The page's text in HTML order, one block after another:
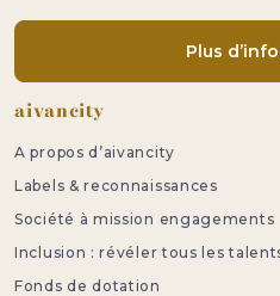
Plus
Pied de page
aivancity
A propos d’aivancity
Labels & reconnaissances
Société à mission engagements
Inclusion : révéler tous les
Fonds de dotation